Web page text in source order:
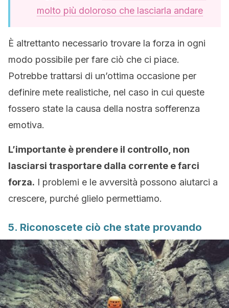
molto più doloroso che lasciarla andare
È altrettanto necessario trovare la forza in ogni
modo possibile per fare ciò che ci piace.
Potrebbe trattarsi di un’ottima occasione per
definire mete realistiche, nel caso in cui queste
fossero state la causa della nostra sofferenza
emotiva.
L’importante è prendere il controllo, non
lasciarsi trasportare dalla corrente e farci
forza. I problemi e le avversità possono aiutarci a
crescere, purché glielo permettiamo.
5. Riconoscete ciò che state provando